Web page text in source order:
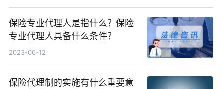
保险专业代理人是指什么？保险
专业代理人具备什么条件？
2023-06-12
保险代理制的实施有什么重要意